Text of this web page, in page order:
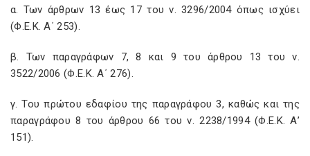
α. Των άρθρων 13 έως 17 του ν. 3296/2004 όπως ισχύει
(Φ.Ε.Κ. Α΄ 253).
β. Των παραγράφων 7, 8 και 9 του άρθρου 13 του ν.
3522/2006 (Φ.Ε.Κ. Α΄ 276).
γ. Του πρώτου εδαφίου της παραγράφου 3, καθώς και της
παραγράφου 8 του άρθρου 66 του ν. 2238/1994 (Φ.Ε.Κ. Α’
151).